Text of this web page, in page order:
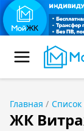
Главная Список
ЖК